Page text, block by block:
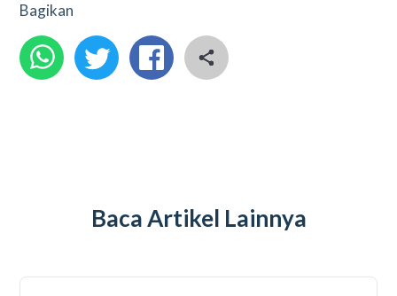
Bagikan
Baca Artikel Lainnya